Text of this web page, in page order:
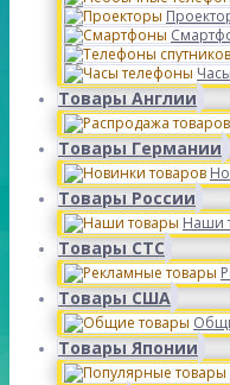
Товары Англии
Товары Германии
Товары России
Наши
Товары СТС
Товары США
Товары Японии